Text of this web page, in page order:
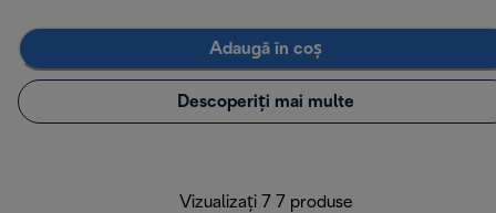
Adaugă în coș
Descoperiți mai multe
Vizualizați 7 7 produse